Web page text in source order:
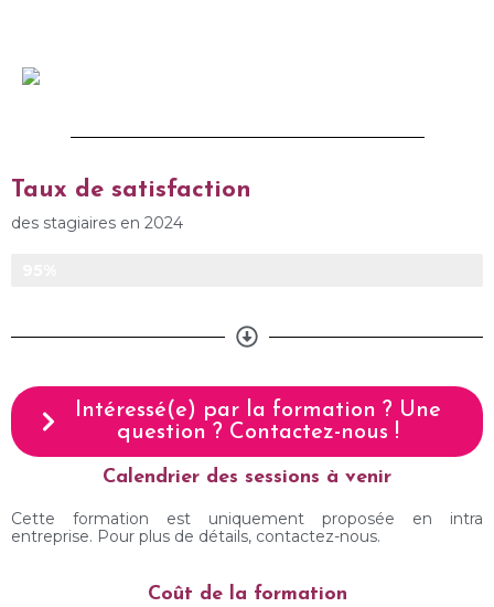
Taux de satisfaction
des stagiaires en 2024
Intéressé(e) par la formation ? Une
question ? Contactez-nous !
Calendrier des sessions à venir
Cette formation est uniquement proposée en intra
entreprise. Pour plus de détails, contactez-nous.
Coût de la formation